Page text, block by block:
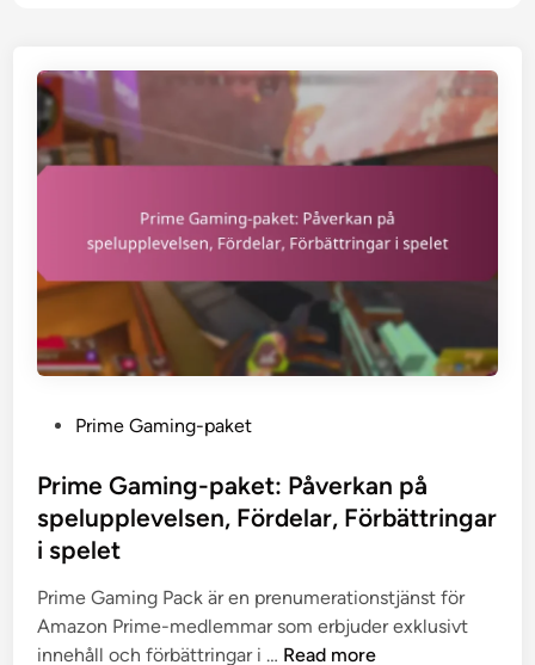
s
t
e
i
n
Prime Gaming-paket
Prime Gaming-paket: Påverkan på
spelupplevelsen, Fördelar, Förbättringar
i spelet
Prime Gaming Pack är en prenumerationstjänst för
Amazon Prime-medlemmar som erbjuder exklusivt
innehåll och förbättringar i … P
Read more